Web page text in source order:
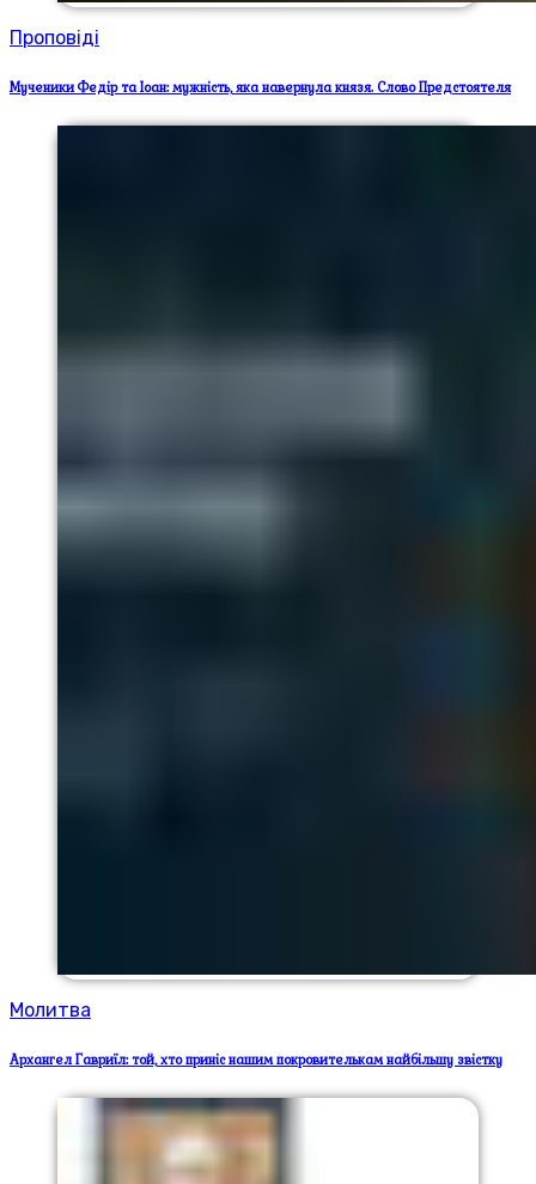
Проповіді
Мученики Федір та Іоан: мужність, яка навернула князя. Слово Предстоятеля
Молитва
Архангел Гавриїл: той, хто приніс нашим покровителькам найбільшу звістку